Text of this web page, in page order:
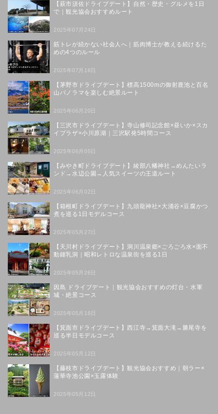
【萩市須佐ドライブデート】自然・歴史・グルメを1日
で｜観光協会おすすめルート
2025年07月24日
筋トレが続かない社会人へ｜筋肉博士が教える続けるた
めの4つのルール
2025年07月16日
【茅野市ドライブデート】標高1500mの御射鹿池と百名
山パノラマを楽しむ絶景ルート
2025年06月20日
【三沢市ドライブデート】寺山修司記念館×昼いか×スカ
イプラザ×小川原湖｜三沢駅発5時間コース
2025年06月05日
【みやき町ドライブデート】綾部八幡神社→めんたいラ
ンド→水辺公園→人気スイーツの王道ルート
2025年06月02日
【箱根町ドライブデート】九頭龍神社×大涌谷×豆腐かつ
煮を巡る1日モデルコース
2025年05月27日
【天川村ドライブデート】洞川温泉郷×ごろごろ水×面不
動鍾乳洞｜昭和レトロな温泉街を巡る1日
2025年05月26日
因島 ドライブデート｜観光協会おすすめの灯台・水軍
城・絶景コース
2025年05月16日
【箕面市ドライブデート】西江寺→箕面大滝→勝尾寺を
巡る半日モデルコース
2025年05月12日
【藤枝市ドライブデート】観光協会おすすめ｜朝ラー×
蓮華寺池公園×玉露体験
2025年05月12日